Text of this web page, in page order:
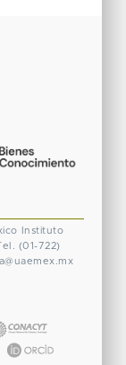
Instituto
(01-722)